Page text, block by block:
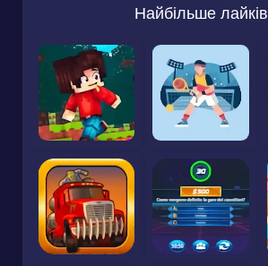
Найбільше лайків